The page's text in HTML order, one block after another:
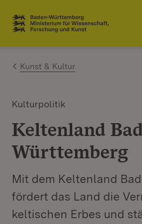
Zum Inhalt springen
Link zur Startseite
Kunst & Kultur
Kulturpolitik
Keltenland
Württemberg
Mit dem Keltenland
fördert das Land die
keltischen Erbes und